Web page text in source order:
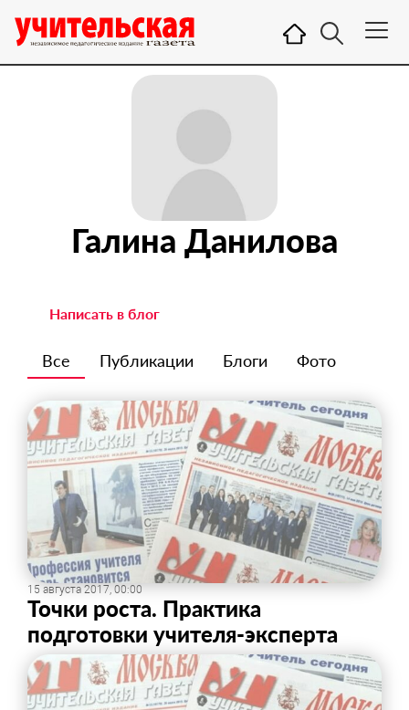
Галина Данилова
Написать в блог
Все Публикации Блоги Фото
15 августа 2017, 00:00
​Точки роста. Практика
подготовки учителя-эксперта